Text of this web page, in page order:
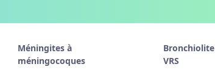
Méningites à
méningocoques
VRS